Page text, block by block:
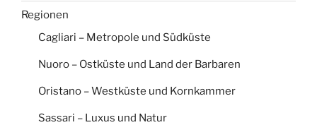
Regionen
Cagliari – Metropole und Südküste
Nuoro – Ostküste und Land der Barbaren
Oristano – Westküste und Kornkammer
Sassari – Luxus und Natur